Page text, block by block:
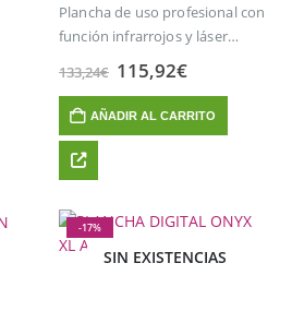
página
de
producto
Plancha de uso profesional con
función infrarrojos y láser
generador de iones
133,24€ El
precio
original
era:
133,24€.
115,92€El
actual
es:
115,92€.
AÑADIR AL CARRITO
-17%
SIN EXISTENCIAS